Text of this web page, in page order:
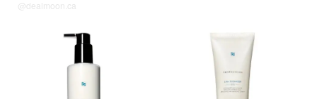
@dealmoon.ca